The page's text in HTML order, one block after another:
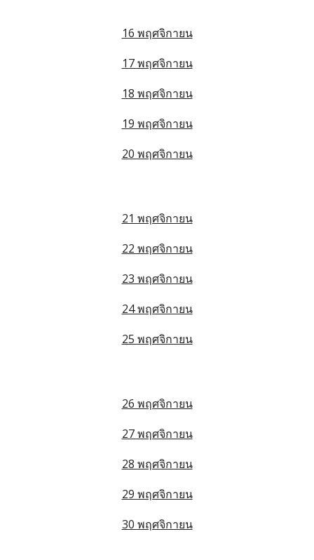
16 พฤศจิกายน
17 พฤศจิกายน
18 พฤศจิกายน
19 พฤศจิกายน
20 พฤศจิกายน
21 พฤศจิกายน
22 พฤศจิกายน
23 พฤศจิกายน
24 พฤศจิกายน
25 พฤศจิกายน
26 พฤศจิกายน
27 พฤศจิกายน
28 พฤศจิกายน
29 พฤศจิกายน
30 พฤศจิกายน